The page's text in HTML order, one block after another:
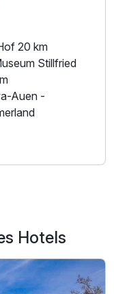
20 km
Stillfried
Auen -
Hotels